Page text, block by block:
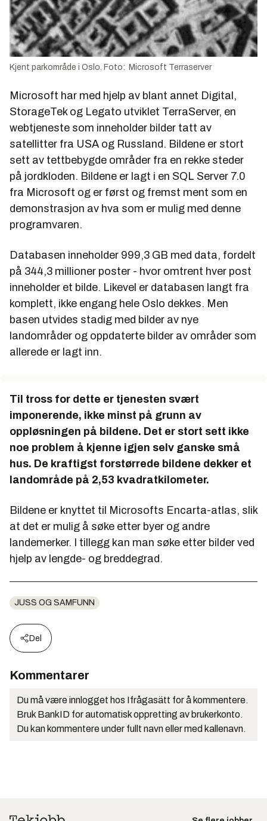
Kjent parkområde i Oslo. Foto: Microsoft Terraserver
Microsoft har med hjelp av blant annet Digital,
StorageTek og Legato utviklet TerraServer, en
webtjeneste som inneholder bilder tatt av
satellitter fra USA og Russland. Bildene er stort
sett av tettbebygde områder fra en rekke steder
på jordkloden. Bildene er lagt i en SQL Server 7.0
fra Microsoft og er først og fremst ment som en
demonstrasjon av hva som er mulig med denne
programvaren.
Databasen inneholder 999,3 GB med data, fordelt
på 344,3 millioner poster - hvor omtrent hver post
inneholder et bilde. Likevel er databasen langt fra
komplett, ikke engang hele Oslo dekkes. Men
basen utvides stadig med bilder av nye
landområder og oppdaterte bilder av områder som
allerede er lagt inn.
Til tross for dette er tjenesten svært
imponerende, ikke minst på grunn av
oppløsningen på bildene. Det er stort sett ikke
noe problem å kjenne igjen selv ganske små
hus. De kraftigst forstørrede bildene dekker et
landområde på 2,53 kvadratkilometer.
Bildene er knyttet til Microsofts Encarta-atlas, slik
at det er mulig å søke etter byer og andre
landemerker. I tillegg kan man søke etter bilder ved
hjelp av lengde- og breddegrad.
JUSS OG SAMFUNN
Del
Kommentarer
Du må være innlogget hos Ifrågasätt for å kommentere.
Bruk BankID for automatisk oppretting av brukerkonto.
Du kan kommentere under fullt navn eller med kallenavn.